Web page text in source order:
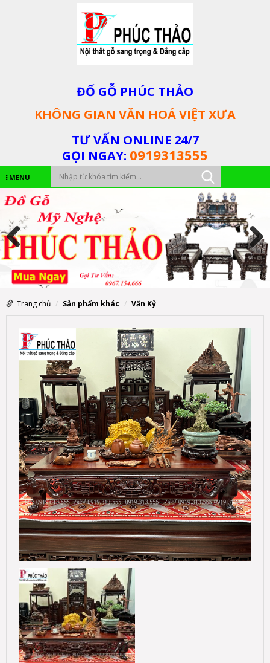
ĐỐ GỖ PHÚC THẢO
KHÔNG GIAN VĂN HOÁ VIỆT XƯA
TƯ VẤN ONLINE 24/7
GỌI NGAY: 0919313555
MENU
Trang chủ Sản phẩm khác Văn Kỷ